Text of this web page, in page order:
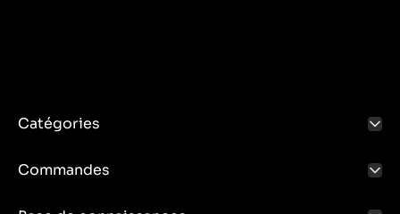
Catégories
Commandes